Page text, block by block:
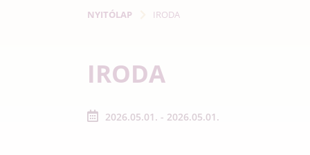
NYITÓLAP IRODA
IRODA
2026.05.01. - 2026.05.01.